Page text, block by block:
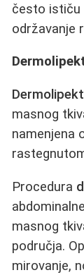
često ističu
održavanje
masnog
namenjena
Procedura
masnog
područja.
mirovanje,